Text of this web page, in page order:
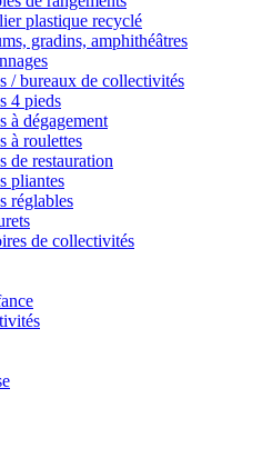
plastique recyclé
gradins, amphithéâtres
/ bureaux de collectivités
4 pieds
à dégagement
à roulettes
de restauration
pliantes
réglables
de collectivités